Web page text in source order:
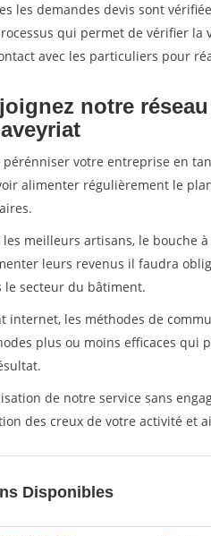
les demandes devis sont
qui permet de vérifier la
avec les particuliers pour
notre
pérénniser votre entreprise en
alimenter régulièrement le
les meilleurs artisans, le bouche
leurs revenus il faudra
le secteur du bâtiment.
internet, les méthodes de
plus ou moins efficaces qui
de notre service sans
des creux de votre activité et
Disponibles